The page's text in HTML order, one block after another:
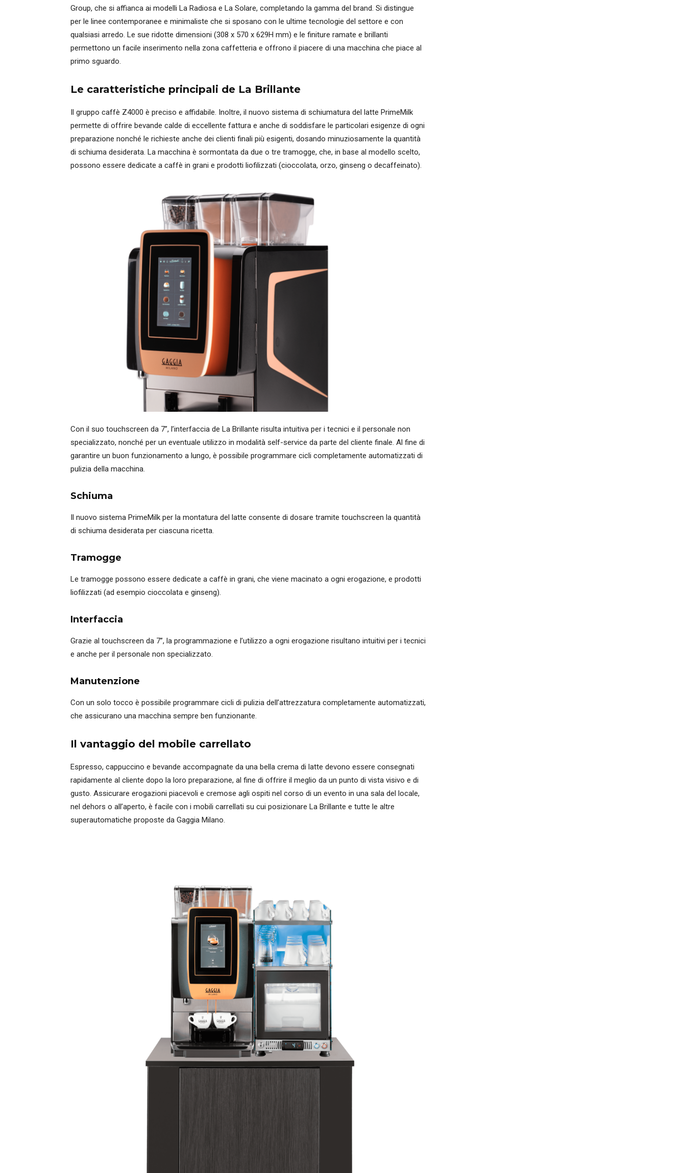
Group, che si affianca ai modelli La Radiosa e La Solare, completando la gamma del brand. Si distingue
per le linee contemporanee e minimaliste che si sposano con le ultime tecnologie del settore e con
qualsiasi arredo. Le sue ridotte dimensioni (308 x 570 x 629H mm) e le finiture ramate e brillanti
permettono un facile inserimento nella zona caffetteria e offrono il piacere di una macchina che piace al
primo sguardo.
Le caratteristiche principali de La Brillante
Il gruppo caffè Z4000 è preciso e affidabile. Inoltre, il nuovo sistema di schiumatura del latte PrimeMilk
permette di offrire bevande calde di eccellente fattura e anche di soddisfare le particolari esigenze di ogni
preparazione nonché le richieste anche dei clienti finali più esigenti, dosando minuziosamente la quantità
di schiuma desiderata. La macchina è sormontata da due o tre tramogge, che, in base al modello scelto,
possono essere dedicate a caffè in grani e prodotti liofilizzati (cioccolata, orzo, ginseng o decaffeinato).
Con il suo touchscreen da 7”, l’interfaccia de La Brillante risulta intuitiva per i tecnici e il personale non
specializzato, nonché per un eventuale utilizzo in modalità self-service da parte del cliente finale. Al fine di
garantire un buon funzionamento a lungo, è possibile programmare cicli completamente automatizzati di
pulizia della macchina.
Schiuma
Il nuovo sistema PrimeMilk per la montatura del latte consente di dosare tramite touchscreen la quantità
di schiuma desiderata per ciascuna ricetta.
Tramogge
Le tramogge possono essere dedicate a caffè in grani, che viene macinato a ogni erogazione, e prodotti
liofilizzati (ad esempio cioccolata e ginseng).
Interfaccia
Grazie al touchscreen da 7”, la programmazione e l’utilizzo a ogni erogazione risultano intuitivi per i tecnici
e anche per il personale non specializzato.
Manutenzione
Con un solo tocco è possibile programmare cicli di pulizia dell’attrezzatura completamente automatizzati,
che assicurano una macchina sempre ben funzionante.
Il vantaggio del mobile carrellato
Espresso, cappuccino e bevande accompagnate da una bella crema di latte devono essere consegnati
rapidamente al cliente dopo la loro preparazione, al fine di offrire il meglio da un punto di vista visivo e di
gusto. Assicurare erogazioni piacevoli e cremose agli ospiti nel corso di un evento in una sala del locale,
nel dehors o all’aperto, è facile con i mobili carrellati su cui posizionare La Brillante e tutte le altre
superautomatiche proposte da Gaggia Milano.